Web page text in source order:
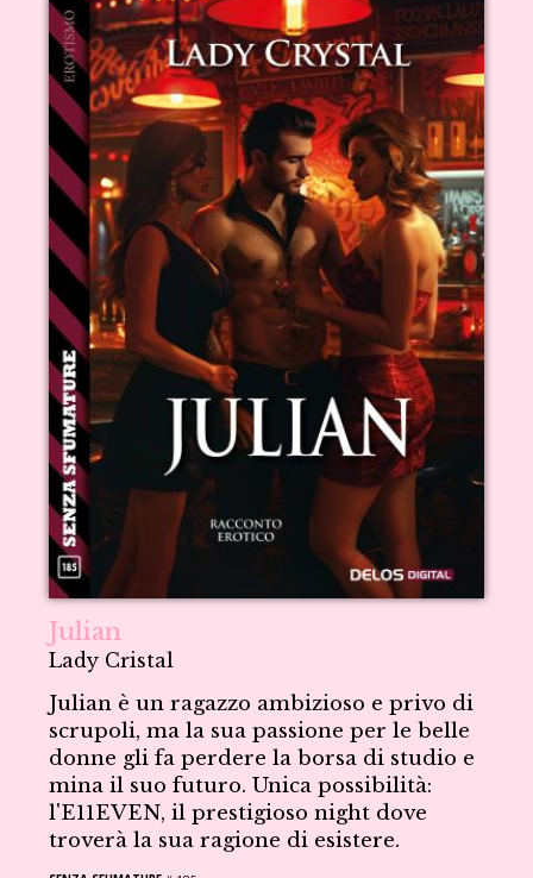
Julian
Lady Cristal
Julian è un ragazzo ambizioso e privo di
scrupoli, ma la sua passione per le belle
donne gli fa perdere la borsa di studio e
mina il suo futuro. Unica possibilità:
l'E11EVEN, il prestigioso night dove
troverà la sua ragione di esistere.